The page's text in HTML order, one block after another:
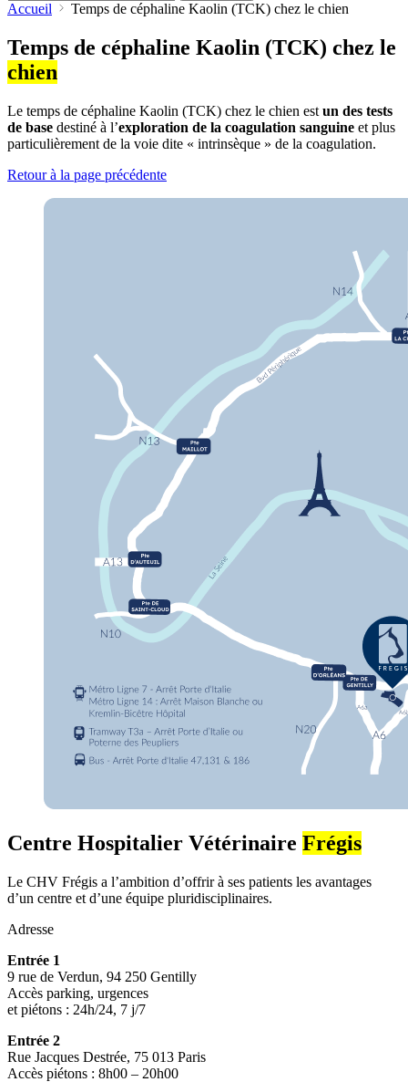
Accueil Temps de céphaline Kaolin (TCK) chez le chien
Temps de céphaline Kaolin (TCK) chez le
chien
Le temps de céphaline Kaolin (TCK) chez le chien est un des tests
de base destiné à l’exploration de la coagulation sanguine et plus
particulièrement de la voie dite « intrinsèque » de la coagulation.
Retour à la page précédente
Centre Hospitalier Vétérinaire Frégis
Le CHV Frégis a l’ambition d’offrir à ses patients les avantages
d’un centre et d’une équipe pluridisciplinaires.
Adresse
Entrée 1
9 rue de Verdun, 94 250 Gentilly
Accès parking, urgences
et piétons : 24h/24, 7 j/7
Entrée 2
Rue Jacques Destrée, 75 013 Paris
Accès piétons : 8h00 – 20h00